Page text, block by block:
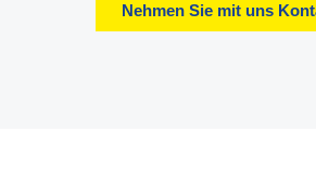
Nehmen Sie mit uns